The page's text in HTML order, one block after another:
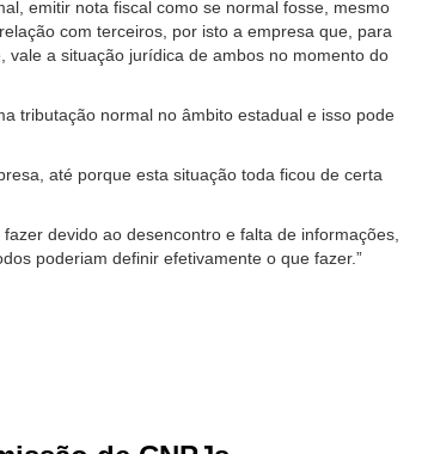
emitir nota fiscal como se normal fosse, mesmo
com terceiros, por isto a empresa que, para
vale a situação jurídica de ambos no momento do
tributação normal no âmbito estadual e isso pode
até porque esta situação toda ficou de certa
devido ao desencontro e falta de informações,
poderiam definir efetivamente o que fazer.”